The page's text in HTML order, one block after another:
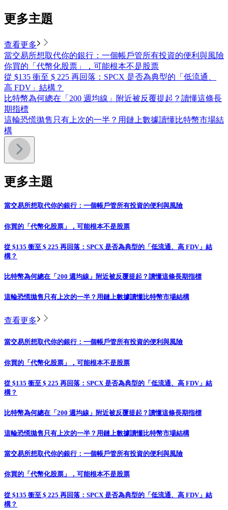
更多主題
查看更多
當交易所想取代你的銀行：一個帳戶管所有投資的便利與風險
你買的「代幣化股票」，可能根本不是股票
從 $135 衝至 $ 225 再回落：SPCX 是否為典型的「低流通、
高 FDV」結構？
比特幣為何總在「200 週均線」附近被反覆提起？讀懂這條長
期指標
這輪恐慌拋售只有上次的一半？用鏈上數據讀懂比特幣市場結
構
更多主題
當交易所想取代你的銀行：一個帳戶管所有投資的便利與風險
你買的「代幣化股票」，可能根本不是股票
從 $135 衝至 $ 225 再回落：SPCX 是否為典型的「低流通、高 FDV」結
構？
比特幣為何總在「200 週均線」附近被反覆提起？讀懂這條長期指標
這輪恐慌拋售只有上次的一半？用鏈上數據讀懂比特幣市場結構
查看更多
當交易所想取代你的銀行：一個帳戶管所有投資的便利與風險
你買的「代幣化股票」，可能根本不是股票
從 $135 衝至 $ 225 再回落：SPCX 是否為典型的「低流通、高 FDV」結
構？
比特幣為何總在「200 週均線」附近被反覆提起？讀懂這條長期指標
這輪恐慌拋售只有上次的一半？用鏈上數據讀懂比特幣市場結構
當交易所想取代你的銀行：一個帳戶管所有投資的便利與風險
你買的「代幣化股票」，可能根本不是股票
從 $135 衝至 $ 225 再回落：SPCX 是否為典型的「低流通、高 FDV」結
構？